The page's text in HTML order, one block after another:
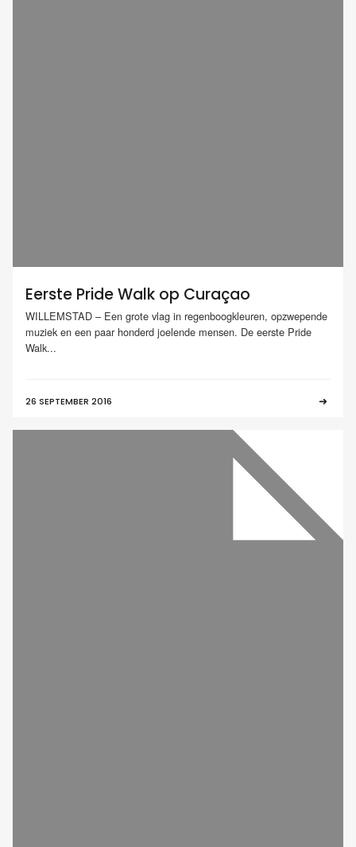
Eerste Pride Walk op Curaçao
WILLEMSTAD – Een grote vlag in regenboogkleuren, opzwepende
muziek en een paar honderd joelende mensen. De eerste Pride
Walk...
26 SEPTEMBER 2016